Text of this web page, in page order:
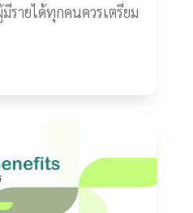
รายได้ทุกคนควรเตรียม